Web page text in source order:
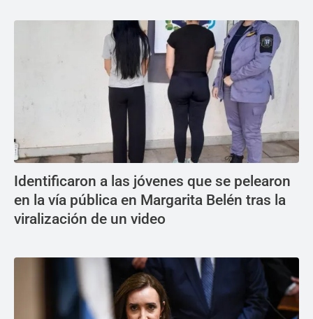
Identificaron a las jóvenes que se pelearon
en la vía pública en Margarita Belén tras la
viralización de un video